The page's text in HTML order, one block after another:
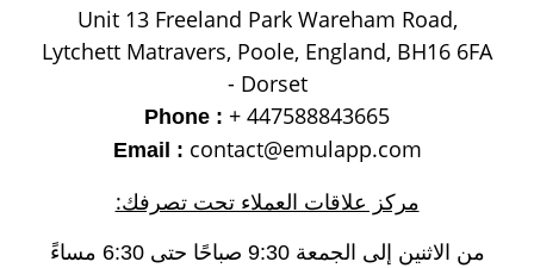
Unit 13 Freeland Park Wareham Road,
Lytchett Matravers, Poole, England, BH16 6FA
- Dorset
Phone : + 447588843665
Email : contact@emulapp.com
مركز علاقات العملاء تحت تصرفك:
من الاثنين إلى الجمعة 9:30 صباحًا حتى 6:30 مساءً